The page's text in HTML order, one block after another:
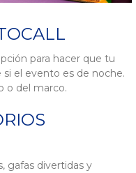
para hacer que tu
el evento es de noche.
o del marco.
gafas divertidas y